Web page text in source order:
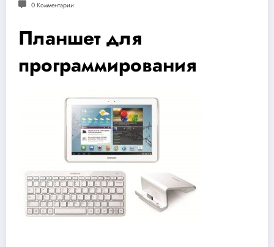
0 Комментарии
Планшет для
программирования